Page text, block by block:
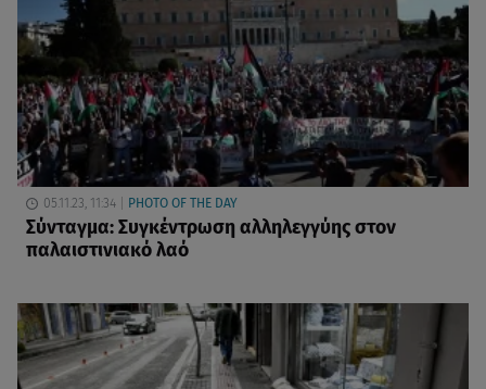
05.11.23, 11:34 PHOTO OF THE DAY
Σύνταγμα: Συγκέντρωση αλληλεγγύης στον
παλαιστινιακό λαό